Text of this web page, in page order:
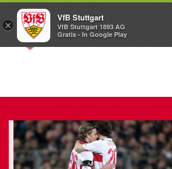
×
VfB Stuttgart
VfB Stuttgart 1893 AG
Gratis - In Google Play